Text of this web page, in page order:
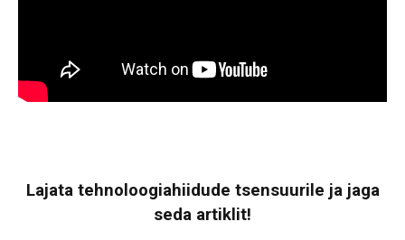
Lajata tehnoloogiahiidude tsensuurile ja jaga
seda artiklit!